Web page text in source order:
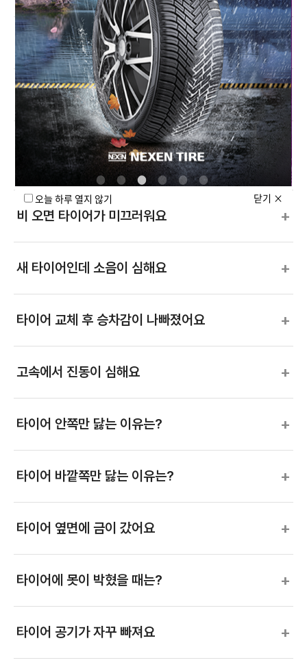
넥센타이어 차종별 추천 요약표 +
SUV에 맞는 타이어 선택 기준은? +
내 차에 맞는 넥센 타이어 찾는 가장 쉬운
방법은?
비 오면 타이어가 미끄러워요 +
새 타이어인데 소음이 심해요 +
타이어 교체 후 승차감이 나빠졌어요 +
고속에서 진동이 심해요 +
타이어 안쪽만 닳는 이유는? +
타이어 바깥쪽만 닳는 이유는? +
타이어 옆면에 금이 갔어요 +
타이어에 못이 박혔을 때는? +
타이어 공기가 자꾸 빠져요 +
오늘 하루 열지 않기 닫기 ×